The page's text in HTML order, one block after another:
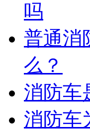
吗
普通消
么？
消防车
消防车